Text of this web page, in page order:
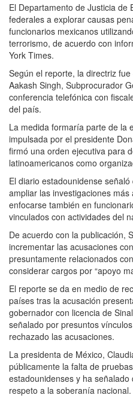
El Departamento de Justicia de
federales a explorar causas
funcionarios mexicanos
terrorismo, de acuerdo con
York Times.
Según el reporte, la directriz
Aakash Singh, Subprocurador
conferencia telefónica con
del país.
La medida formaría parte de la
impulsada por el presidente
firmó una orden ejecutiva para
latinoamericanos como
El diario estadounidense
ampliar las investigaciones
enfocarse también en
vinculados con actividades del
De acuerdo con la publicación,
incrementar las acusaciones
presuntamente relacionados
considerar cargos por “apoyo
El reporte se da en medio de
países tras la acusación
gobernador con licencia de
señalado por presuntos
rechazado las acusaciones.
La presidenta de México,
públicamente la falta de
estadounidenses y ha
respeto a la soberanía nacional.